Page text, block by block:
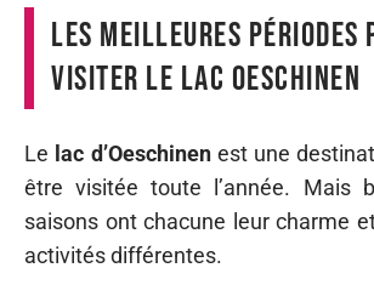
Les meilleures périodes
visiter le lac Oeschinen
Le lac d’Oeschinenest une
être visitée toute l’année. Mais
saisons ont chacune leur charme
activités différentes.